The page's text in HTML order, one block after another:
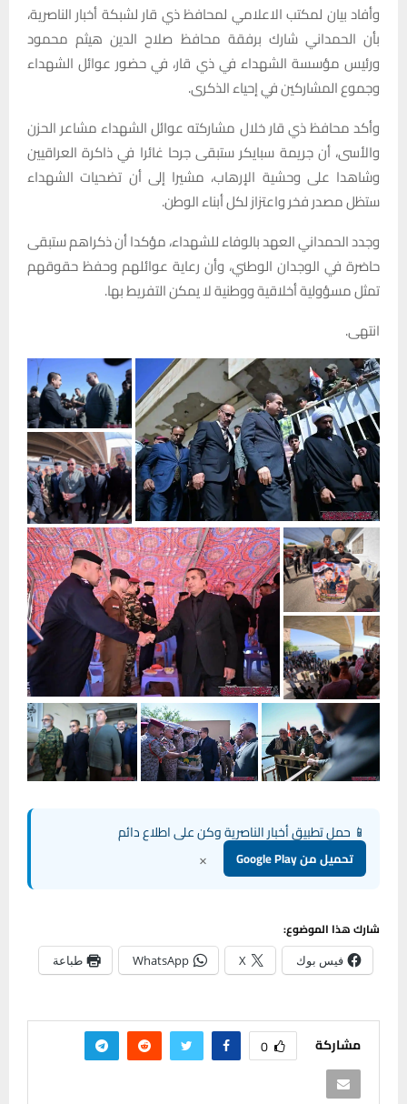
وأفاد بيان لمكتب الاعلامي لمحافظ ذي قار لشبكة أخبار الناصرية،
بأن الحمداني شارك برفقة محافظ صلاح الدين هيثم محمود
ورئيس مؤسسة الشهداء في ذي قار، في حضور عوائل الشهداء
وجموع المشاركين في إحياء الذكرى.
وأكد محافظ ذي قار خلال مشاركته عوائل الشهداء مشاعر الحزن
والأسى، أن جريمة سبايكر ستبقى جرحا غائرا في ذاكرة العراقيين
وشاهدا على وحشية الإرهاب، مشيرا إلى أن تضحيات الشهداء
ستظل مصدر فخر واعتزاز لكل أبناء الوطن.
وجدد الحمداني العهد بالوفاء للشهداء، مؤكدا أن ذكراهم ستبقى
حاضرة في الوجدان الوطني، وأن رعاية عوائلهم وحفظ حقوقهم
تمثل مسؤولية أخلاقية ووطنية لا يمكن التفريط بها.
انتهى.
📱 حمل تطبيق أخبار الناصرية وكن على اطلاع دائم
تحميل من Google Play ×
شارك هذا الموضوع:
فيس بوك X
WhatsApp طباعة
مشاركة 0